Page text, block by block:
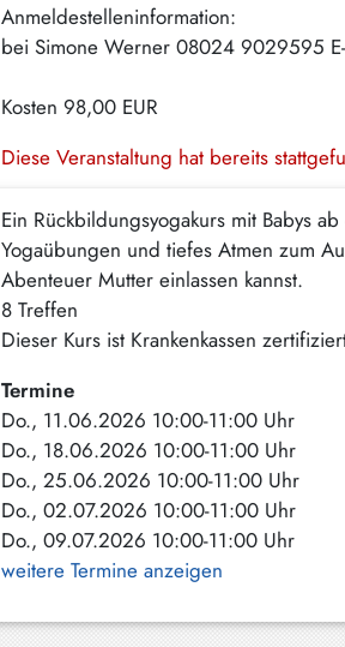
Anmeldestelleninformation:
bei Simone Werner 08024 9029595
Kosten 98,00 EUR
Diese Veranstaltung hat bereits
Ein Rückbildungsyogakurs mit Babys
Yogaübungen und tiefes Atmen zum
Abenteuer Mutter einlassen kannst.
8 Treffen
Dieser Kurs ist Krankenkassen
Termine
Do., 11.06.2026 10:00-11:00 Uhr
Do., 18.06.2026 10:00-11:00 Uhr
Do., 25.06.2026 10:00-11:00 Uhr
Do., 02.07.2026 10:00-11:00 Uhr
Do., 09.07.2026 10:00-11:00 Uhr
weitere Termine anzeigen